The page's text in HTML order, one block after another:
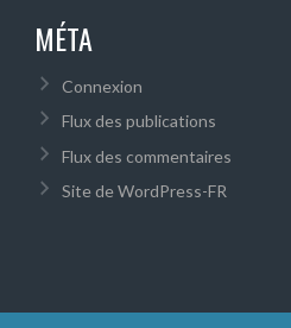
MÉTA
Connexion
Flux des publications
Flux des commentaires
Site de WordPress-FR